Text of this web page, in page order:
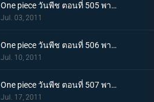
One piece วันพีช ตอนที่ 505 พากย์ไทย อยากเจอพรรคพวก! เสียงตะโกนทั้งน้ำตาของลูฟี่
Jul. 03, 2011
One piece วันพีช ตอนที่ 506 พากย์ไทย กลุ่มหมวกฟางตกตะลึง! ข่าวร้ายที่มาเยือน
Jul. 10, 2011
One piece วันพีช ตอนที่ 507 พากย์ไทย พบราชานรกเรย์ลี่อีกครั้ง ได้เวลาลูฟี่ตัดสินใจ
Jul. 17, 2011